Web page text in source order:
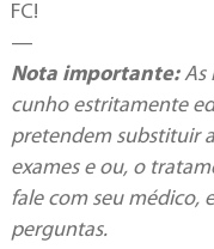
FC!
—
Nota importante:As
cunho estritamente
pretendem substituir
exames e ou, o
fale com seu médico,
perguntas.